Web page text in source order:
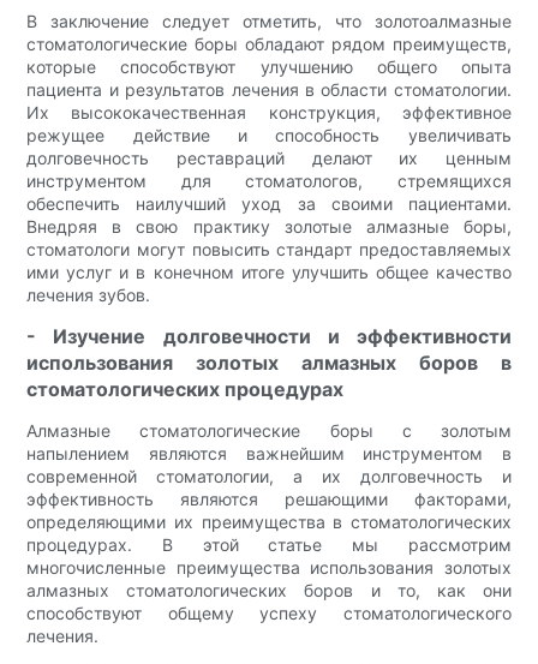
В заключение следует отметить, что золотоалмазные
стоматологические боры обладают рядом преимуществ,
которые способствуют улучшению общего опыта
пациента и результатов лечения в области стоматологии.
Их высококачественная конструкция, эффективное
режущее действие и способность увеличивать
долговечность реставраций делают их ценным
инструментом для стоматологов, стремящихся
обеспечить наилучший уход за своими пациентами.
Внедряя в свою практику золотые алмазные боры,
стоматологи могут повысить стандарт предоставляемых
ими услуг и в конечном итоге улучшить общее качество
лечения зубов.
- Изучение долговечности и эффективности
использования золотых алмазных боров в
стоматологических процедурах
Алмазные стоматологические боры с золотым
напылением являются важнейшим инструментом в
современной стоматологии, а их долговечность и
эффективность являются решающими факторами,
определяющими их преимущества в стоматологических
процедурах. В этой статье мы рассмотрим
многочисленные преимущества использования золотых
алмазных стоматологических боров и то, как они
способствуют общему успеху стоматологического
лечения.